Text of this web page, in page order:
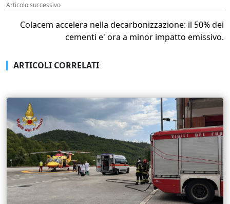
Articolo successivo
Colacem accelera nella decarbonizzazione: il 50% dei
cementi e' ora a minor impatto emissivo.
ARTICOLI CORRELATI